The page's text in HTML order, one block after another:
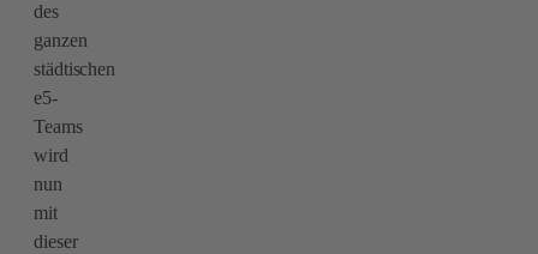
des
ganzen
städtischen
e5-
Teams
wird
nun
mit
dieser